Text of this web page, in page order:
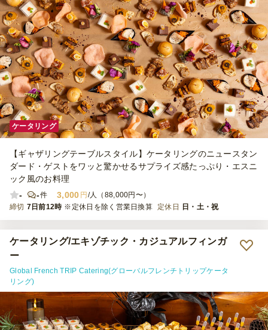
ケータリング
【ギャザリングテーブルスタイル】ケータリングのニュースタン
ダード・ゲストをワッと驚かせるサプライズ感たっぷり・エスニ
ック風のお料理
-
-件 3,000 円 /人（88,000円〜）
締切 7日前12時 ※定休日を除く営業日換算 定休日 日・土・祝
ケータリング/エキゾチック・カジュアルフィンガ
ー
Global French TRIP Catering(グローバルフレンチトリップケータ
リング)